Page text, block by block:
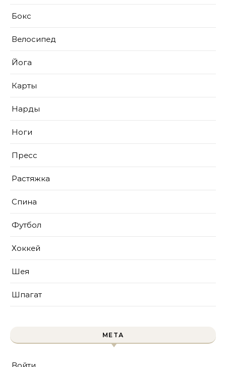
Бокс
Велосипед
Йога
Карты
Нарды
Ноги
Пресс
Растяжка
Спина
Футбол
Хоккей
Шея
Шпагат
МЕТА